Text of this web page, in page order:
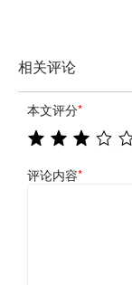
相关评论
本文评分*
评论内容*